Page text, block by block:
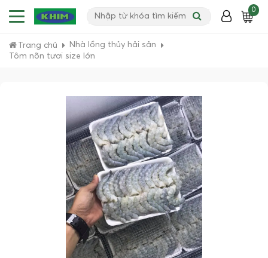
0
Trang chủ
Nhà lồng thủy hải sản
Tôm nõn tươi size lớn